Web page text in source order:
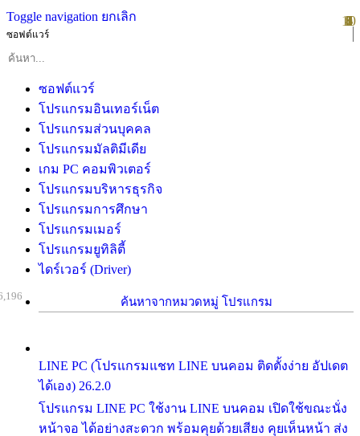
Toggle navigation ยกเลิก
ซอฟต์แวร์
ซอฟต์แวร์
โปรแกรมอินเทอร์เน็ต
โปรแกรมส่วนบุคคล
โปรแกรมมัลติมีเดีย
เกม PC คอมพิวเตอร์
โปรแกรมบริหารธุรกิจ
โปรแกรมการศึกษา
โปรแกรมเมอร์
โปรแกรมยูทิลิตี้
ไดร์เวอร์ (Driver)
ค้นหาจากหมวดหมู่ โปรแกรม
LINE PC (โปรแกรมแชท LINE บนคอม ติดตั้งง่าย อัปเดต
ได้เอง) 26.2.0
โปรแกรม LINE PC ใช้งาน LINE บนคอม เปิดใช้ขณะนั่ง
หน้าจอ ได้อย่างสะดวก พร้อมคุยด้วยเสียง คุยเห็นหน้า ส่ง
1
2
3
4
5
6
7
8
9
10